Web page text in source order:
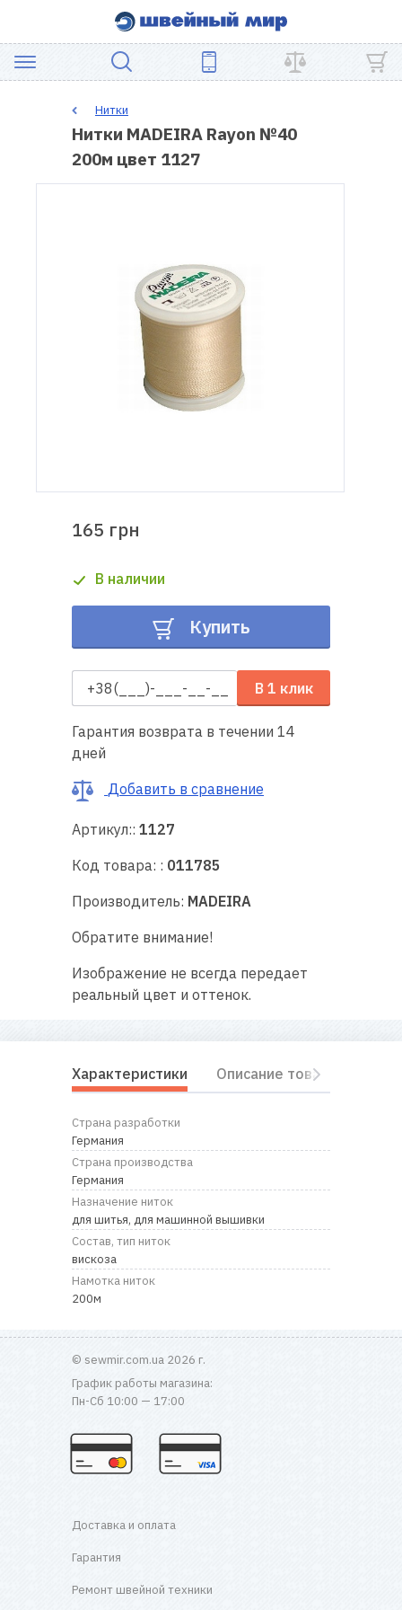
ШВЕЙНОЕ
ОБОРУДОВАНИЕ
Гарантия
швейной
техники
Полезные
советы
нас
Нитки
Нитки MADEIRA Rayon №40
200м цвет 1127
165 грн
В наличии
Купить
В 1 клик
Гарантия возврата в течении 14
дней
Добавить в сравнение
Артикул:: 1127
Код товара: : 011785
Производитель: MADEIRA
Обратите внимание!
Изображение не всегда передает
реальный цвет и оттенок.
Характеристики Описание товара
Страна разработки
Германия
Страна производства
Германия
Назначение ниток
для шитья, для машинной вышивки
Состав, тип ниток
вискоза
Намотка ниток
200м
© sewmir.com.ua 2026 г.
График работы магазина:
Пн-Сб 10:00 — 17:00
Доставка и оплата
Гарантия
Ремонт швейной техники